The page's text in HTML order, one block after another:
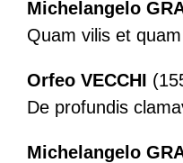
Michelangelo
Quam vilis et
Orfeo VECCHI
De profundis
Michelangelo